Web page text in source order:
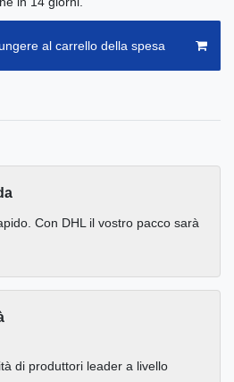
al carrello della spesa
Con DHL il vostro pacco sarà
di produttori leader a livello